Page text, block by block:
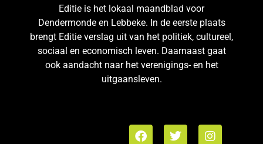
Editie is het lokaal maandblad voor
Dendermonde en Lebbeke. In de eerste plaats
brengt Editie verslag uit van het politiek, cultureel,
sociaal en economisch leven. Daarnaast gaat
ook aandacht naar het verenigings- en het
uitgaansleven.